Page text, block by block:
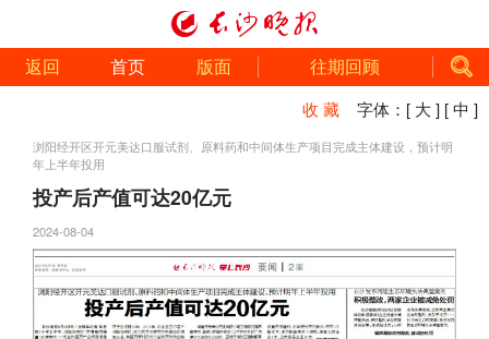
返回 首页 版面 往期回顾
收 藏 字体： [ 大 ] [ 中 ]
浏阳经开区开元美达口服试剂、原料药和中间体生产项目完成主体建设，预计明
年上半年投用
投产后产值可达20亿元
2024-08-04